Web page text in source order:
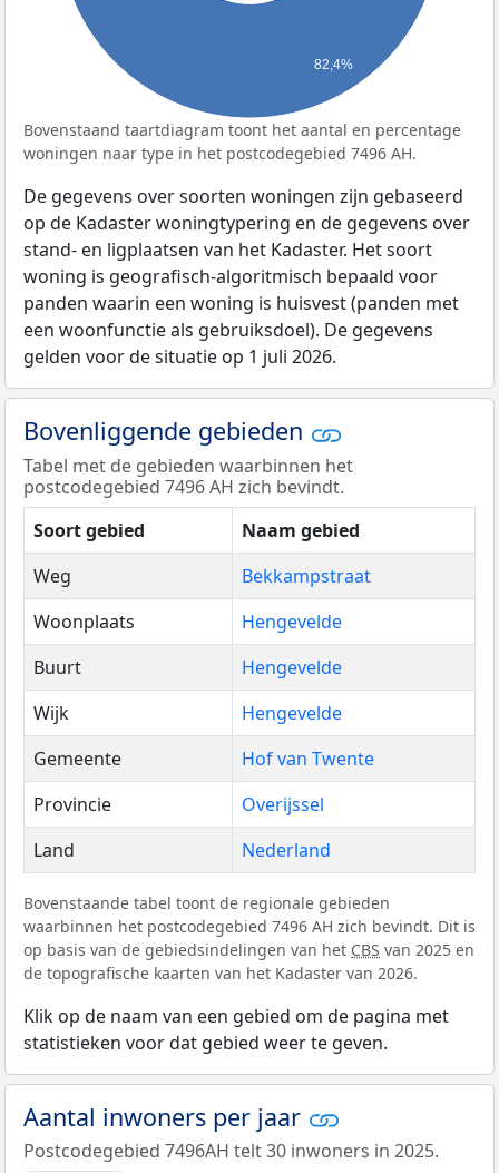
82,4%
Bovenstaand taartdiagram toont het aantal en percentage
woningen naar type in het postcodegebied 7496 AH.
De gegevens over soorten woningen zijn gebaseerd
op de Kadaster woningtypering en de gegevens over
stand- en ligplaatsen van het Kadaster. Het soort
woning is geografisch-algoritmisch bepaald voor
panden waarin een woning is huisvest (panden met
een woonfunctie als gebruiksdoel). De gegevens
gelden voor de situatie op 1 juli 2026.
Bovenliggende gebieden
Tabel met de gebieden waarbinnen het
postcodegebied 7496 AH zich bevindt.
Soort gebied
Naam gebied
Weg
Bekkampstraat
Woonplaats
Hengevelde
Buurt
Hengevelde
Wijk
Hengevelde
Gemeente
Hof van Twente
Provincie
Overijssel
Land
Nederland
Bovenstaande tabel toont de regionale gebieden
waarbinnen het postcodegebied 7496 AH zich bevindt. Dit is
op basis van de gebiedsindelingen van het CBS van 2025 en
de topografische kaarten van het Kadaster van 2026.
Klik op de naam van een gebied om de pagina met
statistieken voor dat gebied weer te geven.
Aantal inwoners per jaar
Postcodegebied 7496AH telt 30 inwoners in 2025.